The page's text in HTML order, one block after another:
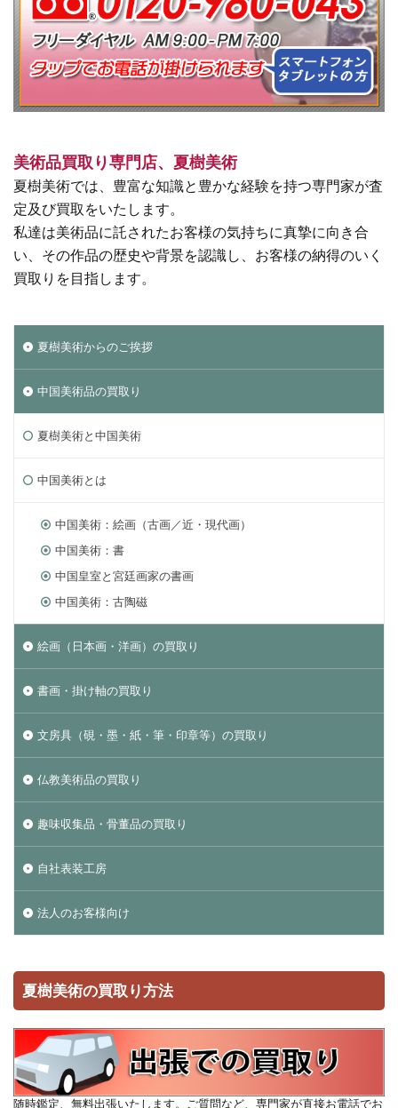
美術品買取り専門店、夏樹美術
夏樹美術では、豊富な知識と豊かな経験を持つ専門家が査
定及び買取をいたします。
私達は美術品に託されたお客様の気持ちに真摯に向き合
い、その作品の歴史や背景を認識し、お客様の納得のいく
買取りを目指します。
夏樹美術からのご挨拶
中国美術品の買取り
夏樹美術と中国美術
中国美術とは
中国美術：絵画（古画／近・現代画）
中国美術：書
中国皇室と宮廷画家の書画
中国美術：古陶磁
絵画（日本画・洋画）の買取り
書画・掛け軸の買取り
文房具（硯・墨・紙・筆・印章等）の買取り
仏教美術品の買取り
趣味収集品・骨董品の買取り
自社表装工房
法人のお客様向け
夏樹美術の買取り方法
随時鑑定、無料出張いたします。ご質問など、専門家が直接お電話でお